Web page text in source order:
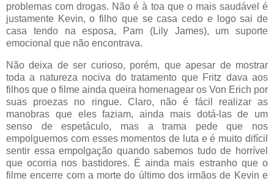
problemas com drogas. Não é à toa que o mais saudável é
justamente Kevin, o filho que se casa cedo e logo sai de
casa tendo na esposa, Pam (Lily James), um suporte
emocional que não encontrava.
Não deixa de ser curioso, porém, que apesar de mostrar
toda a natureza nociva do tratamento que Fritz dava aos
filhos que o filme ainda queira homenagear os Von Erich por
suas proezas no ringue. Claro, não é fácil realizar as
manobras que eles faziam, ainda mais dotá-las de um
senso de espetáculo, mas a trama pede que nos
empolguemos com esses momentos de luta e é muito difícil
sentir essa empolgação quando sabemos tudo de horrível
que ocorria nos bastidores. É ainda mais estranho que o
filme encerre com a morte do último dos irmãos de Kevin e